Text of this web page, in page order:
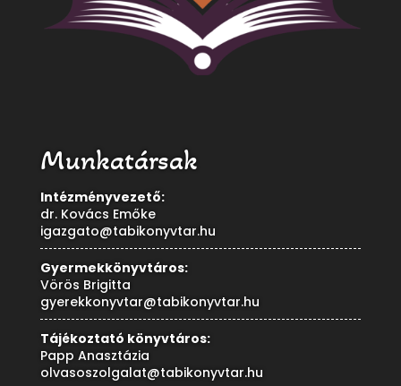
Munkatársak
Intézményvezető:
dr. Kovács Emőke
igazgato@tabikonyvtar.hu
Gyermekkönyvtáros:
Vörös Brigitta
gyerekkonyvtar@tabikonyvtar.hu
Tájékoztató könyvtáros:
Papp Anasztázia
olvasoszolgalat@tabikonyvtar.hu